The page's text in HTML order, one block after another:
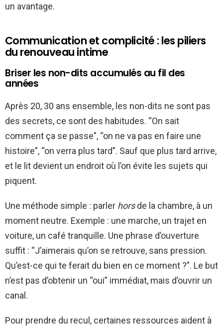
un avantage.
Communication et complicité : les piliers
du renouveau intime
Briser les non-dits accumulés au fil des
années
Après 20, 30 ans ensemble, les non-dits ne sont pas
des secrets, ce sont des habitudes. “On sait
comment ça se passe”, “on ne va pas en faire une
histoire”, “on verra plus tard”. Sauf que plus tard arrive,
et le lit devient un endroit où l’on évite les sujets qui
piquent.
Une méthode simple : parler horsde la chambre, à un
moment neutre. Exemple : une marche, un trajet en
voiture, un café tranquille. Une phrase d’ouverture
suffit : “J’aimerais qu’on se retrouve, sans pression.
Qu’est-ce qui te ferait du bien en ce moment ?”. Le but
n’est pas d’obtenir un “oui” immédiat, mais d’ouvrir un
canal.
Pour prendre du recul, certaines ressources aident à